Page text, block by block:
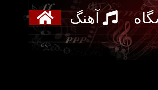
آهنگ